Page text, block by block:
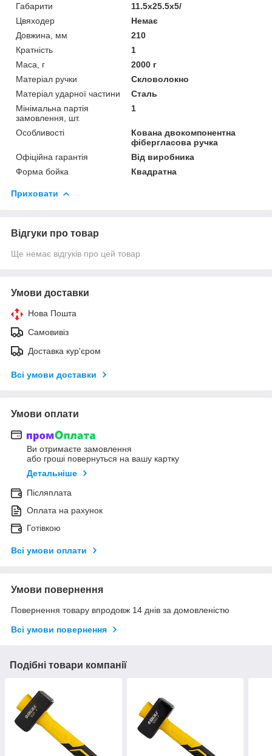
Габарити
11.5x25.5x5/
Цвяходер
Немає
Довжина, мм
210
Кратність
1
Маса, г
2000 г
Матеріал ручки
Скловолокно
Матеріал ударної частини
Сталь
Мінімальна партія
замовлення, шт.
1
Особливості
Кована двокомпонентна
фібергласова ручка
Офіційна гарантія
Від виробника
Форма бойка
Квадратна
Приховати
Відгуки про товар
Ще немає відгуків про цей товар
Умови доставки
Нова Пошта
Самовивіз
Доставка кур'єром
Всі умови доставки
Умови оплати
Ви отримаєте замовлення
або гроші повернуться на вашу картку
Детальніше
Післяплата
Оплата на рахунок
Готівкою
Всі умови оплати
Умови повернення
Повернення товару впродовж 14 днів за домовленістю
Всі умови повернення
Подібні товари компанії